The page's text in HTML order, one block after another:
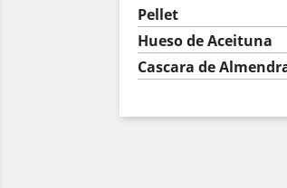
Pellet
Hueso de Aceituna
Cascara de